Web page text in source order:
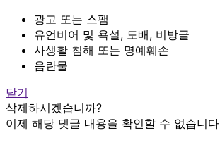
광고 또는 스팸
유언비어 및 욕설, 도배, 비방글
사생활 침해 또는 명예훼손
음란물
닫기
삭제하시겠습니까?
이제 해당 댓글 내용을 확인할 수 없습니다